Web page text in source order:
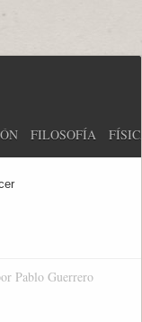
FILOSOFÍA
Pablo Guerrero